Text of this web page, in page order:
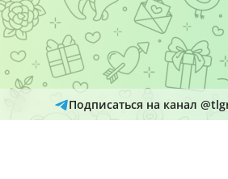
Подписаться на канал